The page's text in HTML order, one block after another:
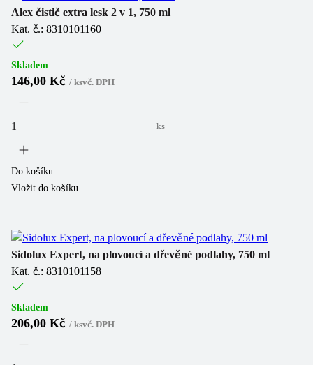
Alex čistič extra lesk 2 v 1, 750 ml
Kat. č.: 8310101160
Skladem
146,00 Kč / ksvč. DPH
ks
Do košíku
Vložit do košíku
Sidolux Expert, na plovoucí a dřevěné podlahy, 750 ml
Kat. č.: 8310101158
Skladem
206,00 Kč / ksvč. DPH